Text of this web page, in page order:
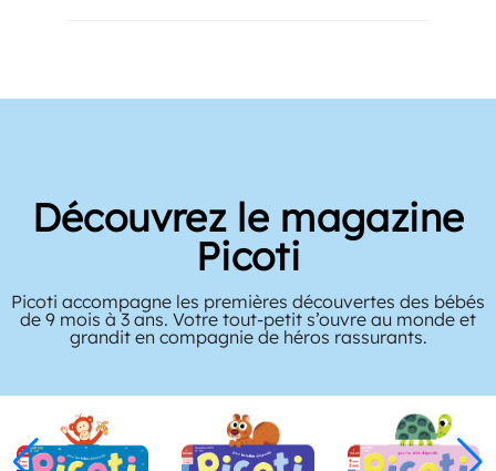
Découvrez le magazine
Picoti
Picoti accompagne les premières découvertes des bébés
de 9 mois à 3 ans. Votre tout-petit s’ouvre au monde et
grandit en compagnie de héros rassurants.